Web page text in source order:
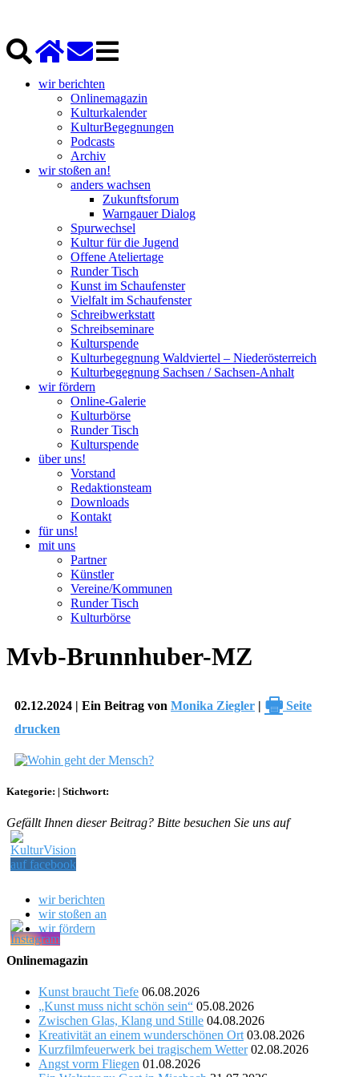
wir berichten
Onlinemagazin
Kulturkalender
KulturBegegnungen
Podcasts
Archiv
wir stoßen an!
anders wachsen
Zukunftsforum
Warngauer Dialog
Spurwechsel
Kultur für die Jugend
Offene Ateliertage
Runder Tisch
Kunst im Schaufenster
Vielfalt im Schaufenster
Schreibwerkstatt
Schreibseminare
Kulturspende
Kulturbegegnung Waldviertel – Niederösterreich
Kulturbegegnung Sachsen / Sachsen-Anhalt
wir fördern
Online-Galerie
Kulturbörse
Runder Tisch
Kulturspende
über uns!
Vorstand
Redaktionsteam
Downloads
Kontakt
für uns!
mit uns
Partner
Künstler
Vereine/Kommunen
Runder Tisch
Kulturbörse
Mvb-Brunnhuber-MZ
02.12.2024 | Ein Beitrag von Monika Ziegler | 🖶 Seite
drucken
Kategorie: | Stichwort:
Gefällt Ihnen dieser Beitrag? Bitte besuchen Sie uns auf
wir berichten
wir stoßen an
wir fördern
Onlinemagazin
Kunst braucht Tiefe 06.08.2026
„Kunst muss nicht schön sein“ 05.08.2026
Zwischen Glas, Klang und Stille 04.08.2026
Kreativität an einem wunderschönen Ort 03.08.2026
Kurzfilmfeuerwerk bei tragischem Wetter 02.08.2026
Angst vorm Fliegen 01.08.2026